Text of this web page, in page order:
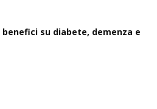
su diabete, demenza e